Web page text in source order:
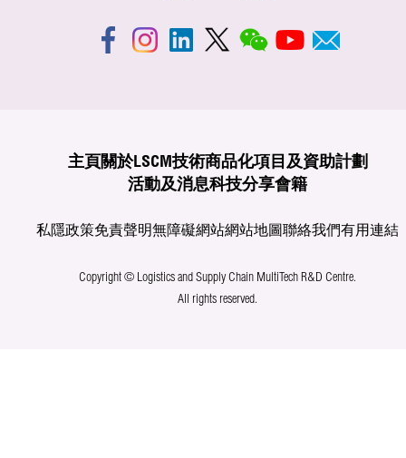
主頁 關於LSCM技術商品化項目及資助計劃
活動及消息科技分享會籍
私隱政策免責聲明無障礙網站網站地圖聯絡我們有用連結
Copyright © Logistics and Supply Chain MultiTech R&D Centre.
All rights reserved.